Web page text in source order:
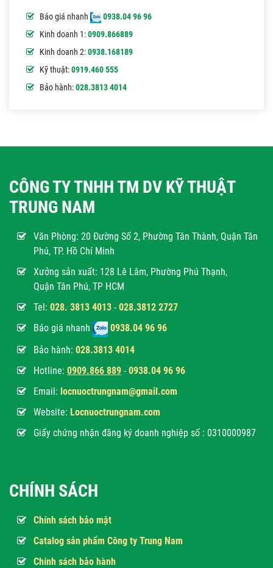
Báo giá nhanh
0938.04 96 96
Kinh doanh 1:0909.866889
Kinh doanh 2:0938.168189
Kỹ thuật:0919.460 555
Bảo hành:028.3813 4014
CÔNG TY TNHH TM DV KỸ THUẬT
TRUNG NAM
Văn Phòng: 20 Đường Số 2, Phường Tân Thành, Quận Tân
Phú, TP. Hồ Chí Minh
Xưởng sản xuất: 128 Lê Lâm, Phường Phú Thạnh,
Quận Tân Phú, TP HCM
Tel: 028. 3813 4013 - 028.3812 2727
Báo giá nhanh
0938.04 96 96
Bảo hành: 028.3813 4014
Hotline: 0909.866 889 - 0938.04 96 96
Email: locnuoctrungnam@gmail.com
Website: Locnuoctrungnam.com
Giấy chứng nhận đăng ký doanh nghiệp số : 0310000987
CHÍNH SÁCH
Chính sách bảo mật
Catalog sản phẩm Công ty Trung Nam
Chính sách bảo hành